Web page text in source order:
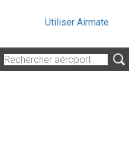
Utiliser Airmate